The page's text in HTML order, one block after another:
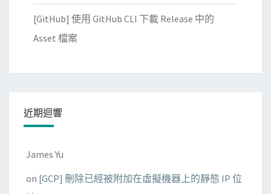
[GitHub] 使用 GitHub CLI 下載 Release 中的
Asset 檔案
近期迴響
James Yu
on [GCP] 刪除已經被附加在虛擬機器上的靜態 IP 位